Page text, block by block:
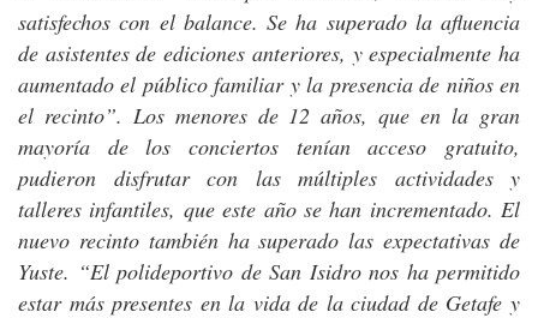
satisfechos con el balance. Se ha superado la afluencia
de asistentes de ediciones anteriores, y especialmente ha
aumentado el público familiar y la presencia de niños en
el recinto”. Los menores de 12 años, que en la gran
mayoría de los conciertos tenían acceso gratuito,
pudieron disfrutar con las múltiples actividades y
talleres infantiles, que este año se han incrementado. El
nuevo recinto también ha superado las expectativas de
Yuste. “El polideportivo de San Isidro nos ha permitido
estar más presentes en la vida de la ciudad de Getafe y